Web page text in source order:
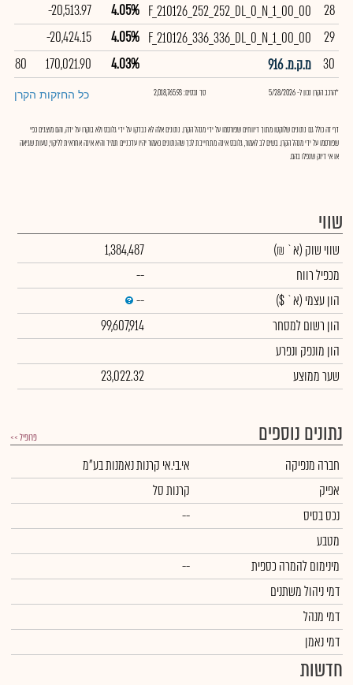
28
F_210126_252_252_DL_0_N_1_00_00
4.05%
-20,513.97
29
F_210126_336_336_DL_0_N_1_00_00
4.05%
-20,424.15
30
מ.ק.מ. 916 4.03%
170,021.90
99.80
*הרכב הקרן נכון ל- 5/28/2026 סך נכסים: 2,018,765.93 כל החזקות הקרן
דף זה כולל גם נתונים שלוקטו מתוך דיווחים שפורסמו על ידי מנהל הקרן. נתונים אלה לא נבדקו על ידי גלובס ולא בוקרו על ידה, והם מוצגים כפי
שפורסמו על ידי מנהל הקרן. בשים לב לאמור, גלובס אינה מתחייבת לכך שהנתונים כאמור יהיו עדכניים תמיד והיא אינה אחראית לליקוי, טעות שגיאה
או אי דיוק שנפלו בהם.
שווי
שווי שוק (א` ₪)
1,384,487
מכפיל רווח
--
הון עצמי (א` $)
--
הון רשום למסחר
99,607,914
הון מונפק ונפרע
שער ממוצע
23,022.32
נתונים נוספים פרופיל >>
חברה מנפיקה
אי.בי.אי קרנות נאמנות בע"מ
אפיק
קרנות סל
נכס בסיס
--
מטבע
מינימום להמרה כספית
--
דמי ניהול משתנים
דמי מנהל
דמי נאמן
חדשות